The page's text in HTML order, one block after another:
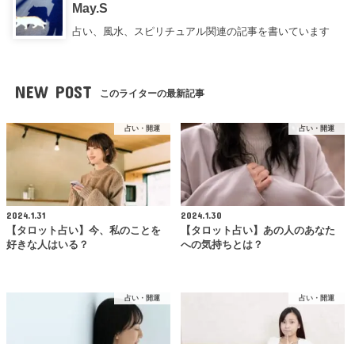
May.S
占い、風水、スピリチュアル関連の記事を書いています
NEW POST このライターの最新記事
占い・開運
2024.1.31
【タロット占い】今、私のことを
好きな人はいる？
占い・開運
2024.1.30
【タロット占い】あの人のあなた
への気持ちとは？
占い・開運 占い・開運